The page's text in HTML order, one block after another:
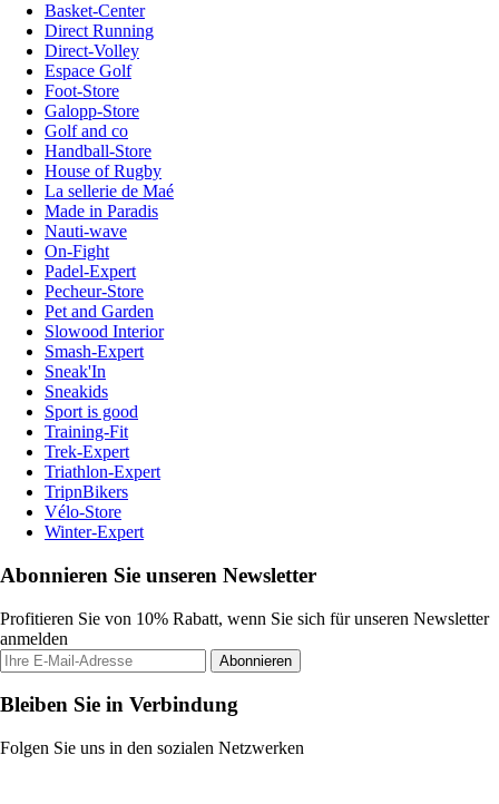
Basket-Center
Direct Running
Direct-Volley
Espace Golf
Foot-Store
Galopp-Store
Golf and co
Handball-Store
House of Rugby
La sellerie de Maé
Made in Paradis
Nauti-wave
On-Fight
Padel-Expert
Pecheur-Store
Pet and Garden
Slowood Interior
Smash-Expert
Sneak'In
Sneakids
Sport is good
Training-Fit
Trek-Expert
Triathlon-Expert
TripnBikers
Vélo-Store
Winter-Expert
Abonnieren Sie unseren Newsletter
Profitieren Sie von 10% Rabatt, wenn Sie sich für unseren Newsletter
anmelden
Abonnieren
Bleiben Sie in Verbindung
Folgen Sie uns in den sozialen Netzwerken